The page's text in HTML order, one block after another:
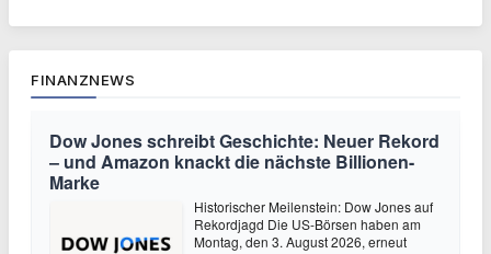
FINANZNEWS
Dow Jones schreibt Geschichte: Neuer Rekord
– und Amazon knackt die nächste Billionen-
Marke
Historischer Meilenstein: Dow Jones auf
Rekordjagd Die US-Börsen haben am
Montag, den 3. August 2026, erneut